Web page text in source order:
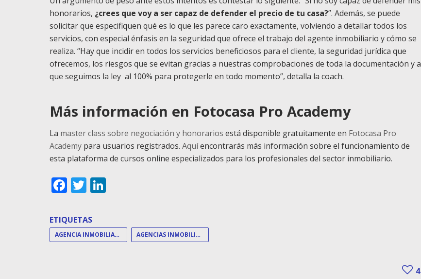
honorarios, ¿crees que voy a ser capaz de defender el precio de tu casa?”. Además, se puede
solicitar que especifiquen qué es lo que les parece caro exactamente, volviendo a detallar todos los
servicios, con especial énfasis en la seguridad que ofrece el trabajo del agente inmobiliario y cómo se
realiza. “Hay que incidir en todos los servicios beneficiosos para el cliente, la seguridad jurídica que
ofrecemos, los riesgos que se evitan gracias a nuestras comprobaciones de toda la documentación y a
que seguimos la ley al 100% para protegerle en todo momento”, detalla la coach.
Más información en Fotocasa Pro Academy
La master class sobre negociación y honorarios está disponible gratuitamente en Fotocasa Pro
Academy para usuarios registrados. Aquíencontrarás más información sobre el funcionamiento de
esta plataforma de cursos online especializados para los profesionales del sector inmobiliario.
Facebook
Twitter
ETIQUETAS
AGENCIA INMOBILIARIA AGENCIAS INMOBILIARIAS
4